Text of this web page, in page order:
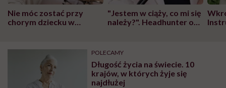
Nie móc zostać przy
chorym dziecku w
może chyba tylko
głupota i brak
wyobraźni"
"Jestem w ciąży, co mi się
należy?". Headhunter o
pracy
POLECAMY
Długość życia na świecie. 10
krajów, w których żyje się
najdłużej